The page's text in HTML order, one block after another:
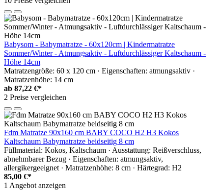
Babysom - Babymatratze - 60x120cm | Kindermatratze
Sommer/Winter - Atmungsaktiv - Luftdurchlässiger Kaltschaum -
Höhe 14cm
Matratzengröße: 60 x 120 cm · Eigenschaften: atmungsaktiv ·
Matratzenhöhe: 14 cm
ab 87,22 €*
2 Preise vergleichen
Fdm Matratze 90x160 cm BABY COCO H2 H3 Kokos
Kaltschaum Babymatratze beidseitig 8 cm
Füllmaterial: Kokos, Kaltschaum · Ausstattung: Reißverschluss,
abnehmbarer Bezug · Eigenschaften: atmungsaktiv,
allergikergeeignet · Matratzenhöhe: 8 cm · Härtegrad: H2
85,00 €*
1 Angebot anzeigen